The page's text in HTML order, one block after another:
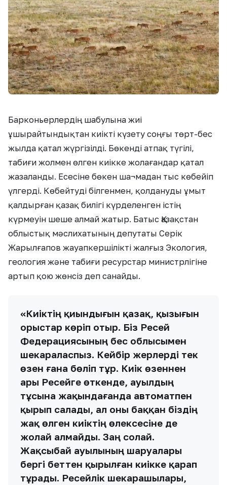
Барконьерлердің шабулына жиі
ұшырайтындықтан киікті күзету соңғы төрт-бес
жылда қатал жүргізілді. Бөкенді атпақ түгілі,
табиғи жолмен өлген киікке жолағандар қатал
жазаланды. Есесіне бөкен ша¬мадан тыс көбейіп
үлгерді. Көбейтуді білгенмен, қолдануды ұмыт
қалдырған қазақ билігі күрделенген істің
күрмеуін шеше алмай жатыр. Батыс Қазақстан
облыстық мәслихатының депутаты Серік
Жарылғапов жауапкершілікті жалғыз Экология,
геология және табиғи ресурстар министрлігіне
артып қою жөнсіз деп санайды.
«Киіктің қиындығын қазақ, қызығын
орыстар көріп отыр. Біз Ресей
Федерациясының бес облысымен
шекараласпыз. Кейбір жерлерді тек
өзен ғана бөліп тұр. Киік өзеннен
ары Ресейге өткенде, ауылдың
тұсына жақындағанда автоматпен
қырып салады, ал оны баққан біздің
жақ өлген киіктің өлексесіне де
жолай алмайды. Заң солай.
Жақсыбай ауылының шаруалары
бергі беттен қырылған киікке қарап
тұрады. Ресейлік шекарашылары,